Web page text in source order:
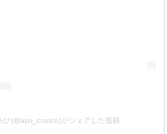
(@apii_costco)がシェアした投稿